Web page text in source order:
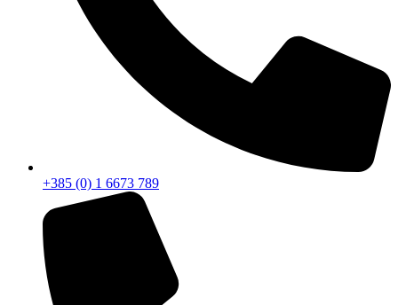
+385 (0) 1 6673 789